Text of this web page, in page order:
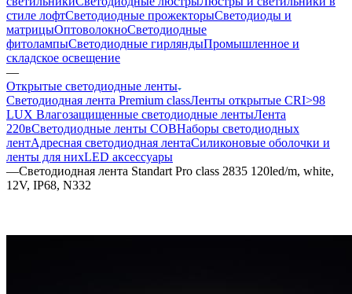
стиле лофтСветодиодные прожекторыСветодиоды и
матрицыОптоволокноСветодиодные
фитолампыСветодиодные гирляндыПромышленное и
складское освещение
—
Открытые светодиодные ленты
Светодиодная лента Premium classЛенты открытые CRI>98
LUX Влагозащищенные светодиодные лентыЛента
220вСветодиодные ленты COBНаборы светодиодных
лентАдресная светодиодная лентаСиликоновые оболочки и
ленты для нихLED аксессуары
—Светодиодная лента Standart Pro class 2835 120led/m, white,
12V, IP68, N332